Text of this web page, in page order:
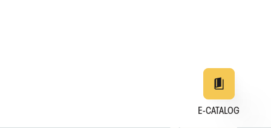
E-CATALOG